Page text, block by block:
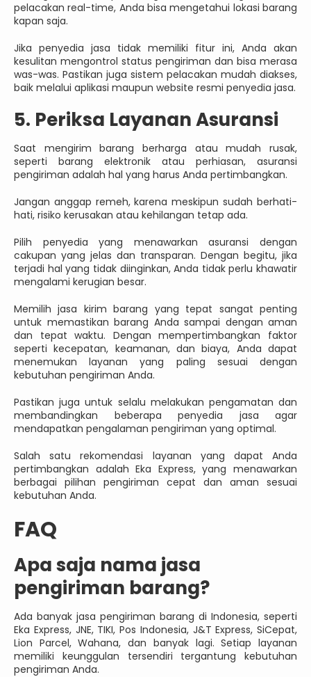
pelacakan real-time, Anda bisa mengetahui lokasi barang
kapan saja.
Jika penyedia jasa tidak memiliki fitur ini, Anda akan
kesulitan mengontrol status pengiriman dan bisa merasa
was-was. Pastikan juga sistem pelacakan mudah diakses,
baik melalui aplikasi maupun website resmi penyedia jasa.
5. Periksa Layanan Asuransi
Saat mengirim barang berharga atau mudah rusak,
seperti barang elektronik atau perhiasan, asuransi
pengiriman adalah hal yang harus Anda pertimbangkan.
Jangan anggap remeh, karena meskipun sudah berhati-
hati, risiko kerusakan atau kehilangan tetap ada.
Pilih penyedia yang menawarkan asuransi dengan
cakupan yang jelas dan transparan. Dengan begitu, jika
terjadi hal yang tidak diinginkan, Anda tidak perlu khawatir
mengalami kerugian besar.
Memilih jasa kirim barang yang tepat sangat penting
untuk memastikan barang Anda sampai dengan aman
dan tepat waktu. Dengan mempertimbangkan faktor
seperti kecepatan, keamanan, dan biaya, Anda dapat
menemukan layanan yang paling sesuai dengan
kebutuhan pengiriman Anda.
Pastikan juga untuk selalu melakukan pengamatan dan
membandingkan beberapa penyedia jasa agar
mendapatkan pengalaman pengiriman yang optimal.
Salah satu rekomendasi layanan yang dapat Anda
pertimbangkan adalah Eka Express, yang menawarkan
berbagai pilihan pengiriman cepat dan aman sesuai
kebutuhan Anda.
FAQ
Apa saja nama jasa
pengiriman barang?
Ada banyak jasa pengiriman barang di Indonesia, seperti
Eka Express, JNE, TIKI, Pos Indonesia, J&T Express, SiCepat,
Lion Parcel, Wahana, dan banyak lagi. Setiap layanan
memiliki keunggulan tersendiri tergantung kebutuhan
pengiriman Anda.